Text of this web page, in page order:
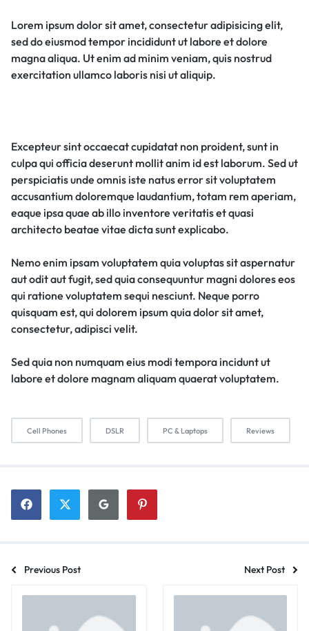
Lorem ipsum dolor sit amet, consectetur adipisicing elit,
sed do eiusmod tempor incididunt ut labore et dolore
magna aliqua. Ut enim ad minim veniam, quis nostrud
exercitation ullamco laboris nisi ut aliquip.
Excepteur sint occaecat cupidatat non proident, sunt in
culpa qui officia deserunt mollit anim id est laborum. Sed ut
perspiciatis unde omnis iste natus error sit voluptatem
accusantium doloremque laudantium, totam rem aperiam,
eaque ipsa quae ab illo inventore veritatis et quasi
architecto beatae vitae dicta sunt explicabo.
Nemo enim ipsam voluptatem quia voluptas sit aspernatur
aut odit aut fugit, sed quia consequuntur magni dolores eos
qui ratione voluptatem sequi nesciunt. Neque porro
quisquam est, qui dolorem ipsum quia dolor sit amet,
consectetur, adipisci velit.
Sed quia non numquam eius modi tempora incidunt ut
labore et dolore magnam aliquam quaerat voluptatem.
Cell Phones DSLR PC & Laptops Reviews
Previous Post Next Post